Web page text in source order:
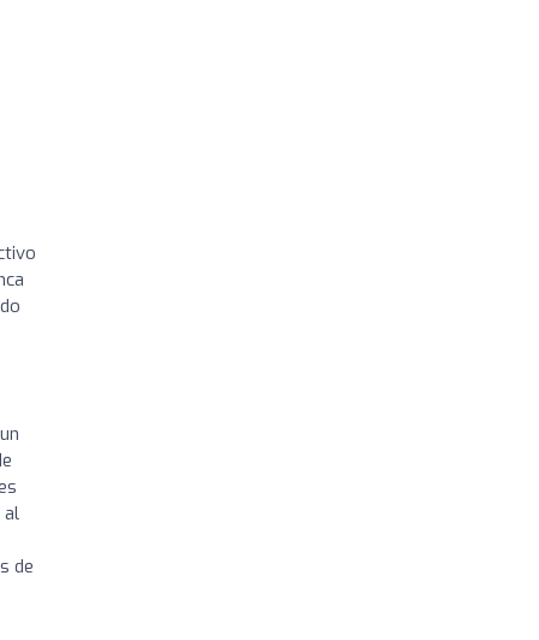
al
de